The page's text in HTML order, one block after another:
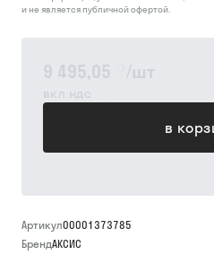
9 495,05 ₽ /шт
вкл ндс
в
и не является публичной офертой.
Артикул00001373785
БрендАКСИС